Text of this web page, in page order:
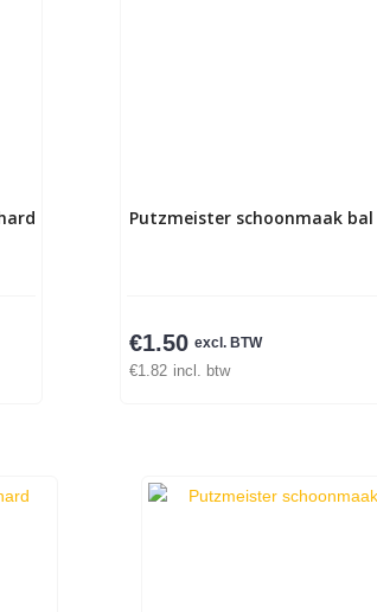
Putzmeister schoonmaak
€1.50 excl. BTW
€1.82 incl. btw